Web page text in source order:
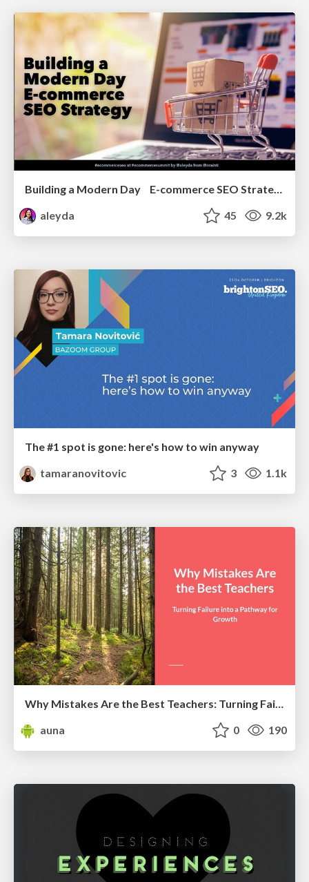
Building a Modern Day E-commerce SEO Strategy
aleyda
45 9.2k
The #1 spot is gone: here's how to win anyway
tamaranovitovic
3 1.1k
Why Mistakes Are the Best Teachers: Turning Failure into a Pathway for Growth
auna
0 190